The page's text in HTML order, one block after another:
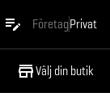
FöretagPrivat
Välj din butik